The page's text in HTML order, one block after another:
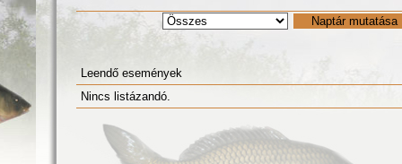
Leendő események
Nincs listázandó.